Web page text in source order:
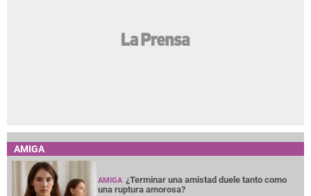
AMIGA
AMIGA ¿Terminar una amistad duele tanto como
una ruptura amorosa?